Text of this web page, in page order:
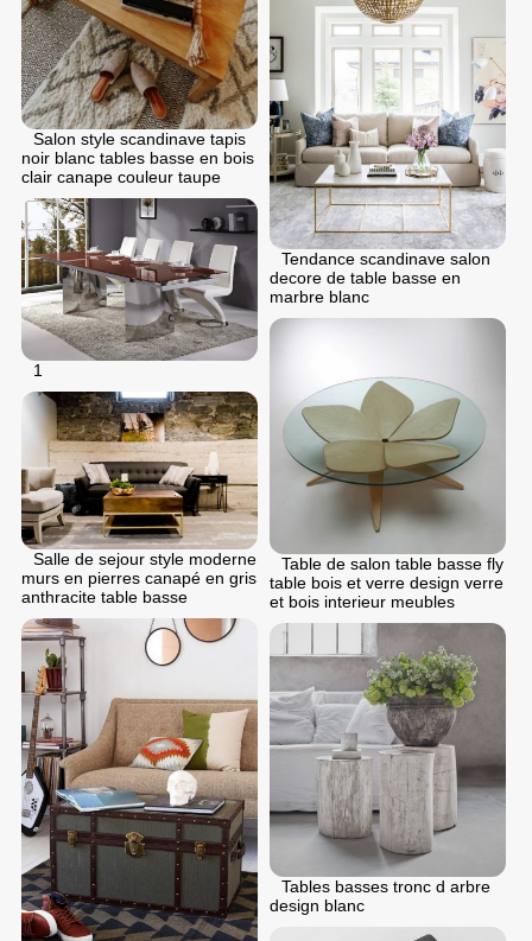
Salon style scandinave tapis
noir blanc tables basse en bois
clair canape couleur taupe
Tendance scandinave salon
decore de table basse en
marbre blanc
1
Table de salon table basse fly
table bois et verre design verre
et bois interieur meubles
Salle de sejour style moderne
murs en pierres canapé en gris
anthracite table basse
Tables basses tronc d arbre
design blanc